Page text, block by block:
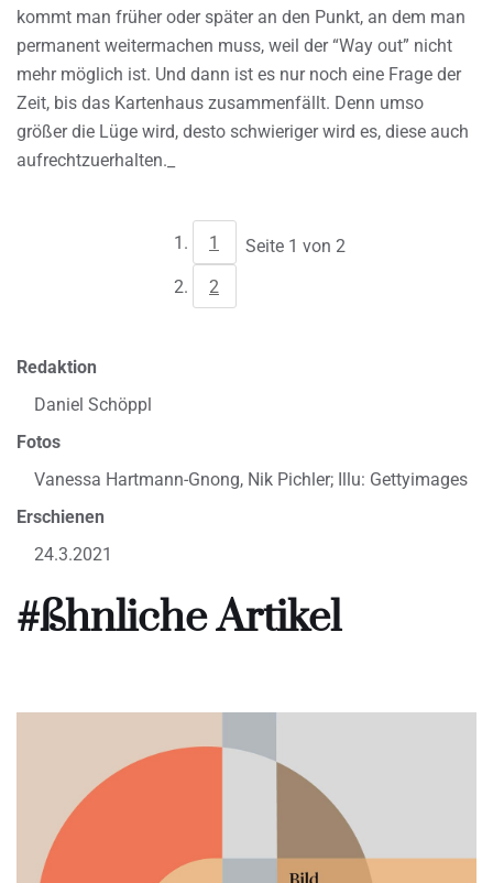
kommt man früher oder später an den Punkt, an dem man
permanent weitermachen muss, weil der “Way out” nicht
mehr möglich ist. Und dann ist es nur noch eine Frage der
Zeit, bis das Kartenhaus zusammenfällt. Denn umso
größer die Lüge wird, desto schwieriger wird es, diese auch
aufrechtzuerhalten._
1
2
Seite 1 von 2
Redaktion
Daniel Schöppl
Fotos
Vanessa Hartmann-Gnong, Nik Pichler; Illu: Gettyimages
Erschienen
24.3.2021
#ßhnliche Artikel